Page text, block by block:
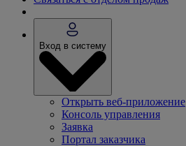
Вход в систему
Открыть веб-приложение
Консоль управления
Заявка
Портал заказчика